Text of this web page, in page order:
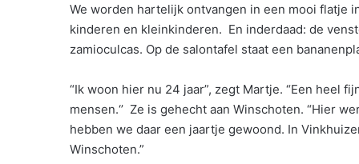
We worden hartelijk ontvangen in een mooi flatje
kinderen en kleinkinderen. En inderdaad: de
zamioculcas. Op de salontafel staat een
“Ik woon hier nu 24 jaar”, zegt Martje. “Een heel
mensen.‘’ Ze is gehecht aan Winschoten. “Hier
hebben we daar een jaartje gewoond. In
Winschoten.”